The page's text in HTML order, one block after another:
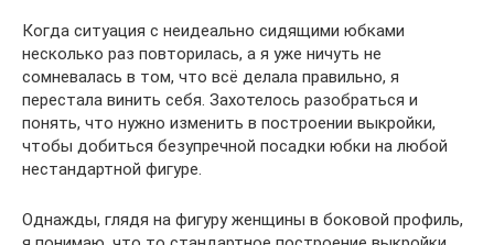
Когда ситуация с неидеально сидящими юбками
несколько раз повторилась, а я уже ничуть не
сомневалась в том, что всё делала правильно, я
перестала винить себя. Захотелось разобраться и
понять, что нужно изменить в построении выкройки,
чтобы добиться безупречной посадки юбки на любой
нестандартной фигуре.
Однажды, глядя на фигуру женщины в боковой профиль,